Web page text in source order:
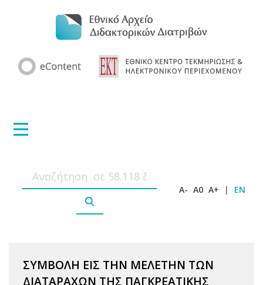
A- A0 A+ | EN
ΣΥΜΒΟΛΗ ΕΙΣ ΤΗΝ ΜΕΛΕΤΗΝ ΤΩΝ
ΔΙΑΤΑΡΑΧΩΝ ΤΗΣ ΠΑΓΚΡΕΑΤΙΚΗΣ